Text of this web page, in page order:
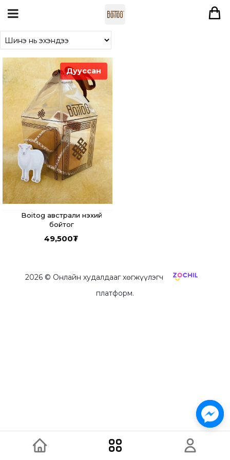
Дууссан
Boitog австрали нэхий
бойтог
49,500₮
2026© Онлайн худалдааг хөгжүүлэгч
платформ.